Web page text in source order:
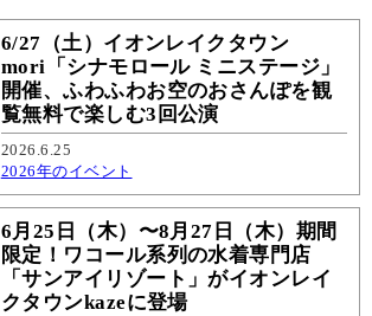
6/27（土）イオンレイクタウン
mori「シナモロール ミニステージ」
開催、ふわふわお空のおさんぽを観
覧無料で楽しむ3回公演
2026.6.25
2026年のイベント
6月25日（木）〜8月27日（木）期間
限定！ワコール系列の水着専門店
「サンアイリゾート」がイオンレイ
クタウンkazeに登場